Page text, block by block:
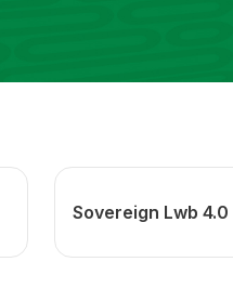
Sovereign Lwb 4.0